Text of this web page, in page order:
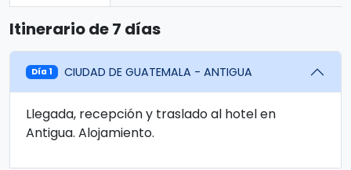
Itinerario de 7 días
Día 1 CIUDAD DE GUATEMALA - ANTIGUA
Llegada, recepción y traslado al hotel en
Antigua. Alojamiento.